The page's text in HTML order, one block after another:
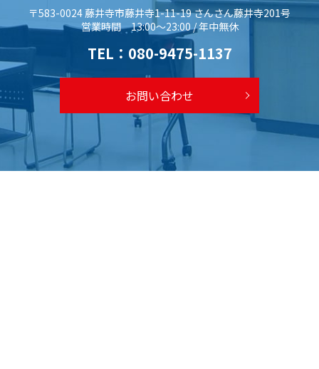
〒583-0024 藤井寺市藤井寺1-11-19 さんさん藤井寺201号
営業時間 13:00～23:00 / 年中無休
TEL： 080-9475-1137
お問い合わせ